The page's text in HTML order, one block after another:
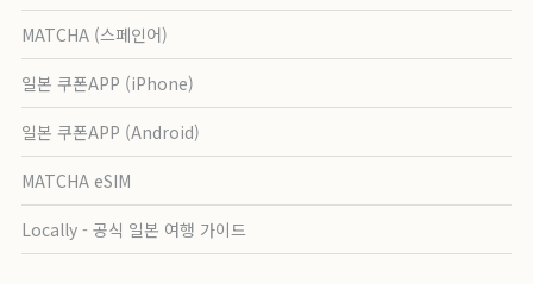
MATCHA (스페인어)
일본 쿠폰APP (iPhone)
일본 쿠폰APP (Android)
MATCHA eSIM
Locally - 공식 일본 여행 가이드